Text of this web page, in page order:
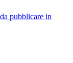
pubblicare in